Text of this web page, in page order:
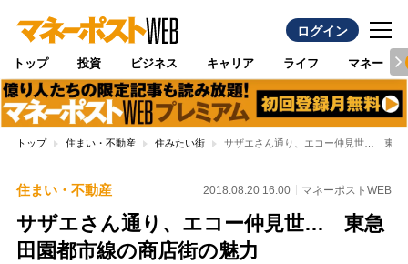
ログイン
トップ 投資 ビジネス キャリア ライフ マネー
トップ 住まい・不動産 住みたい街 サザエさん通り、エコー仲見世… 東急
住まい・不動産 2018.08.20 16:00 マネーポストWEB
サザエさん通り、エコー仲見世… 東急
田園都市線の商店街の魅力